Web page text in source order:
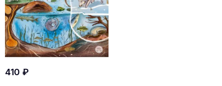
410 ₽